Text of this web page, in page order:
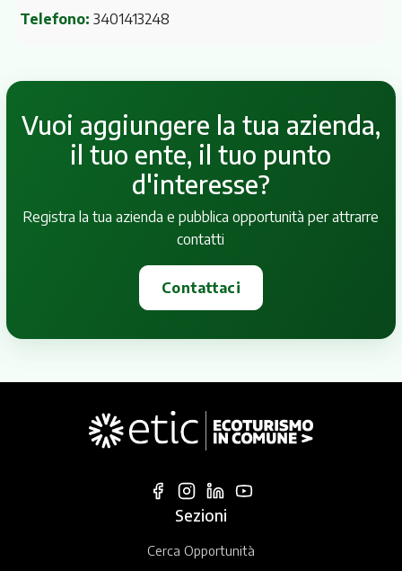
Telefono: 3401413248
Vuoi aggiungere la tua azienda,
il tuo ente, il tuo punto
d'interesse?
Registra la tua azienda e pubblica opportunità per attrarre
contatti
Contattaci
Sezioni
Cerca Opportunità